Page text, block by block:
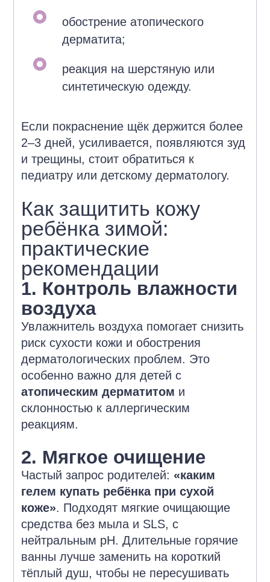
обострение атопического
дерматита;
реакция на шерстяную или
синтетическую одежду.
Если покраснение щёк держится более
2–3 дней, усиливается, появляются зуд
и трещины, стоит обратиться к
педиатру или детскому дерматологу.
Как защитить кожу
ребёнка зимой:
практические
рекомендации
1. Контроль влажности
воздуха
Увлажнитель воздуха помогает снизить
риск сухости кожи и обострения
дерматологических проблем. Это
особенно важно для детей с
атопическим дерматитом и
склонностью к аллергическим
реакциям.
2. Мягкое очищение
Частый запрос родителей: «каким
гелем купать ребёнка при сухой
коже». Подходят мягкие очищающие
средства без мыла и SLS, с
нейтральным pH. Длительные горячие
ванны лучше заменить на короткий
тёплый душ, чтобы не пересушивать